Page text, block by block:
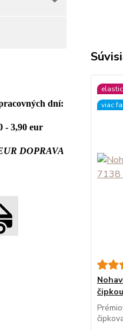
dní:
- 3,90 eur
DOPRAVA
viac
čipkou